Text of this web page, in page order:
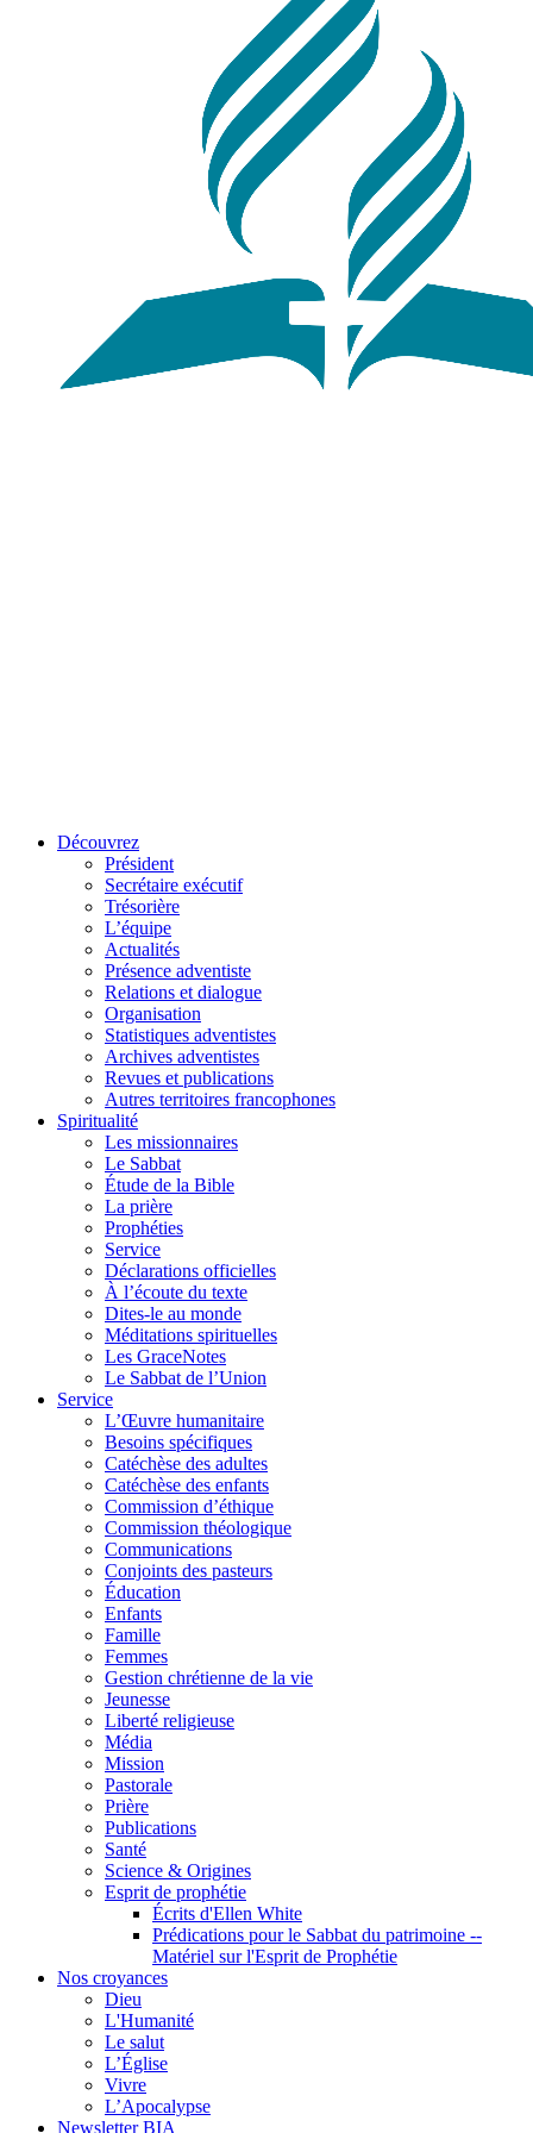
Découvrez
Président
Secrétaire exécutif
Trésorière
L’équipe
Actualités
Présence adventiste
Relations et dialogue
Organisation
Statistiques adventistes
Archives adventistes
Revues et publications
Autres territoires francophones
Spiritualité
Les missionnaires
Le Sabbat
Étude de la Bible
La prière
Prophéties
Service
Déclarations officielles
À l’écoute du texte
Dites-le au monde
Méditations spirituelles
Les GraceNotes
Le Sabbat de l’Union
Service
L’Œuvre humanitaire
Besoins spécifiques
Catéchèse des adultes
Catéchèse des enfants
Commission d’éthique
Commission théologique
Communications
Conjoints des pasteurs
Éducation
Enfants
Famille
Femmes
Gestion chrétienne de la vie
Jeunesse
Liberté religieuse
Média
Mission
Pastorale
Prière
Publications
Santé
Science & Origines
Esprit de prophétie
Écrits d'Ellen White
Prédications pour le Sabbat du patrimoine --
Matériel sur l'Esprit de Prophétie
Nos croyances
Dieu
L'Humanité
Le salut
L’Église
Vivre
L’Apocalypse
Newsletter BIA